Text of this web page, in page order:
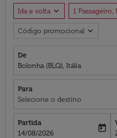
Ida e volta expand_more 1
Código promocional expand_more
De
Bolonha (BLQ), Itália
Para
Selecione o destino
Partida
fc-booking-departure-date-
14/08/2026
today